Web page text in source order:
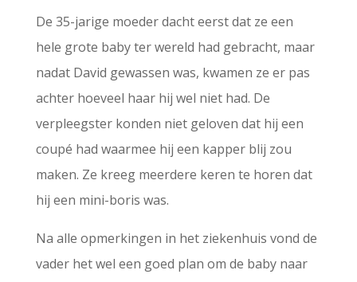
De 35-jarige moeder dacht eerst dat ze een
hele grote baby ter wereld had gebracht, maar
nadat David gewassen was, kwamen ze er pas
achter hoeveel haar hij wel niet had. De
verpleegster konden niet geloven dat hij een
coupé had waarmee hij een kapper blij zou
maken. Ze kreeg meerdere keren te horen dat
hij een mini-boris was.
Na alle opmerkingen in het ziekenhuis vond de
vader het wel een goed plan om de baby naar